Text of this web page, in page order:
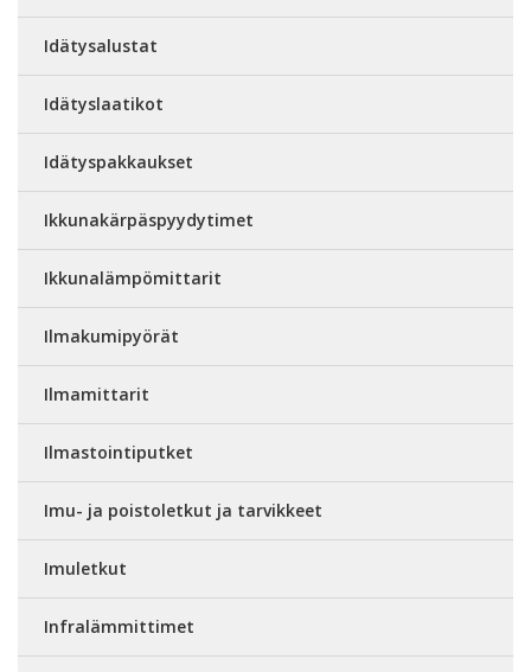
Idätysalustat
Idätyslaatikot
Idätyspakkaukset
Ikkunakärpäspyydytimet
Ikkunalämpömittarit
Ilmakumipyörät
Ilmamittarit
Ilmastointiputket
Imu- ja poistoletkut ja tarvikkeet
Imuletkut
Infralämmittimet